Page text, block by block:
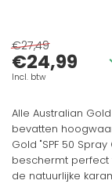
€27,49
€24,99
Incl. btw
Alle Australian
bevatten
Gold "SPF 50
beschermt perfect
de natuurlijke